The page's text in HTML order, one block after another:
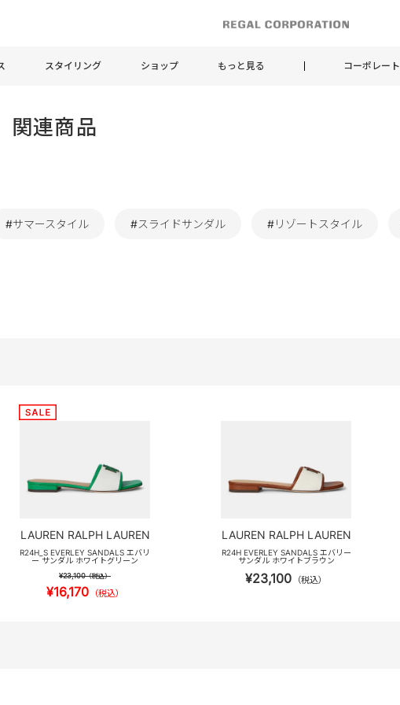
スタイリング ショップ もっと見る コーポレート
関連商品
#サマースタイル #スライドサンダル #リゾートスタイル
LAUREN RALPH LAUREN
R24H_S EVERLEY SANDALS エバリ
ー サンダル ホワイトグリーン
¥23,100（税込）
¥16,170 （税込）
LAUREN RALPH LAUREN
R24H EVERLEY SANDALS エバリー
サンダル ホワイトブラウン
¥23,100 （税込）